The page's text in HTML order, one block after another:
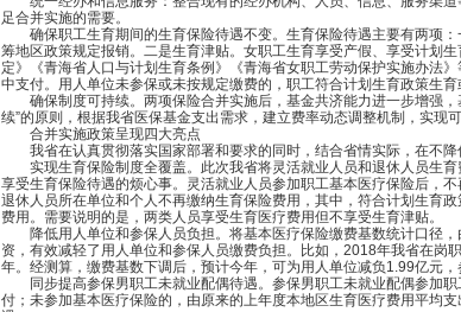
足合并实施的需要。
确保职工生育期间的生育保险待遇不变。生育保险待遇主要有两项：
筹地区政策规定报销。二是生育津贴。女职工生育享受产假、享受计划
定》《青海省人口与计划生育条例》《青海省女职工劳动保护实施办法
中支付。用人单位未参保或未按规定缴费的，职工符合计划生育政策生
确保制度可持续。两项保险合并实施后，基金共济能力进一步增强，
续”的原则，根据我省医保基金支出需求，建立费率动态调整机制，实现可
合并实施政策呈现四大亮点
我省在认真贯彻落实国家部署和要求的同时，结合省情实际，在不降
实现生育保险制度全覆盖。此次我省将灵活就业人员和退休人员生育
享受生育保险待遇的烦心事。灵活就业人员参加职工基本医疗保险后，
退休人员所在单位和个人不再缴纳生育保险费用，其中，符合计划生育
费用。需要说明的是，两类人员享受生育医疗费用但不享受生育津贴。
降低用人单位和参保人员负担。将基本医疗保险缴费基数统计口径，
资，有效减轻了用人单位和参保人员缴费负担。比如，2018年我省在
年。经测算，缴费基数下调后，预计今年，可为用人单位减负1.99亿元
同步提高参保男职工未就业配偶待遇。参保男职工未就业配偶参加职
付；未参加基本医疗保险的，由原来的上年度本地区生育医疗费用平均